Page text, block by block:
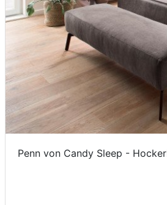
Penn von Candy Sleep -